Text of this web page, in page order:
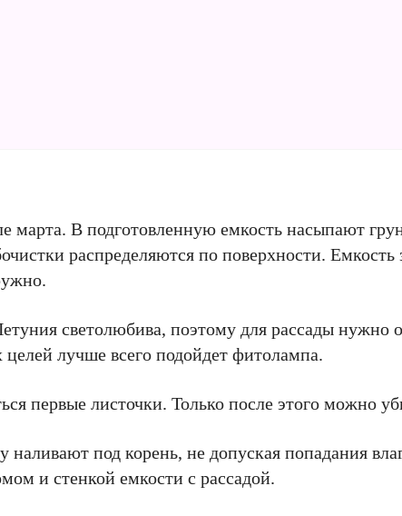
марта. В подготовленную емкость насыпают
распределяются по поверхности. Емкость
светолюбива, поэтому для рассады нужно
лучше всего подойдет фитолампа.
первые листочки. Только после этого можно
наливают под корень, не допуская попадания
и стенкой емкости с рассадой.